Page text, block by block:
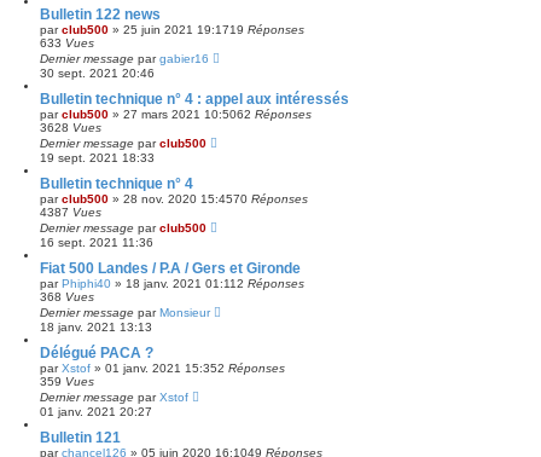
Bulletin 122 news
parclub500 » 25 juin 2021 19:1719 Réponses
633 Vues
Dernier message pargabier16
30 sept. 2021 20:46
Bulletin technique n° 4 : appel aux intéressés
parclub500 » 27 mars 2021 10:5062 Réponses
3628 Vues
Dernier message parclub500
19 sept. 2021 18:33
Bulletin technique n° 4
parclub500 » 28 nov. 2020 15:4570 Réponses
4387 Vues
Dernier message parclub500
16 sept. 2021 11:36
Fiat 500 Landes / P.A / Gers et Gironde
parPhiphi40 » 18 janv. 2021 01:112 Réponses
368 Vues
Dernier message parMonsieur
18 janv. 2021 13:13
Délégué PACA ?
parXstof » 01 janv. 2021 15:352 Réponses
359 Vues
Dernier message parXstof
01 janv. 2021 20:27
Bulletin 121
parchancel126 » 05 juin 2020 16:1049 Réponses